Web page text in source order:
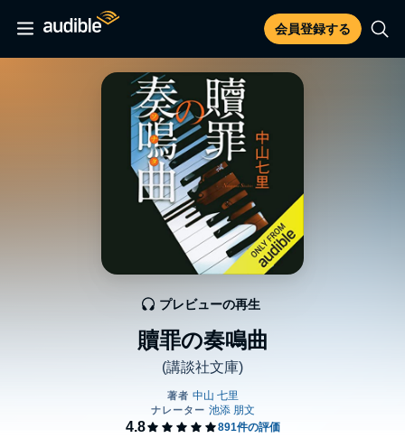
会員登録する
贖罪の奏鳴曲
(講談社文庫)
プレビューの再生